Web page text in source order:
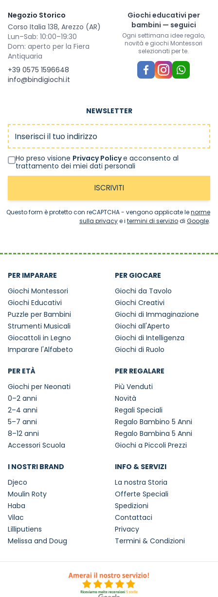
Negozio Storico
Corso Italia 138, Arezzo (AR)
Lun–Sab: 10:00–19:30
Dom: aperto per la Fiera
Antiquaria
+39 0575 1596648
info@bindigiochi.it
Giochi educativi per
bambini — seguici
Ogni settimana idee regalo,
novità e giochi Montessori
selezionati per te.
NEWSLETTER
Indirizzo email
Ho preso visione Privacy Policye acconsento al
trattamento dei miei dati personali
ISCRIVITI
Questo form è protetto con reCAPTCHA - vengono applicate lenorme
sulla privacye i termini di serviziodi Google.
PER IMPARARE
Giochi Montessori
Giochi Educativi
Puzzle per Bambini
Strumenti Musicali
Giocattoli in Legno
Imparare l'Alfabeto
PER GIOCARE
Giochi da Tavolo
Giochi Creativi
Giochi di Immaginazione
Giochi all'Aperto
Giochi di Intelligenza
Giochi di Ruolo
PER ETÀ
Giochi per Neonati
0–2 anni
2–4 anni
5–7 anni
8–12 anni
Accessori Scuola
PER REGALARE
Più Venduti
Novità
Regali Speciali
Regalo Bambino 5 Anni
Regalo Bambina 5 Anni
Giochi a Piccoli Prezzi
I NOSTRI BRAND
Djeco
Moulin Roty
Haba
Vilac
Lilliputiens
Melissa and Doug
INFO & SERVIZI
La nostra Storia
Offerte Speciali
Spedizioni
Contattaci
Privacy
Termini & Condizioni